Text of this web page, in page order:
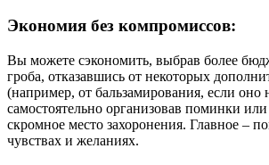
Экономия без компромиссов:
Вы можете сэкономить, выбрав более
гроба, отказавшись от некоторых
(например, от бальзамирования, если оно
самостоятельно организовав поминки
скромное место захоронения. Главное –
чувствах и желаниях.